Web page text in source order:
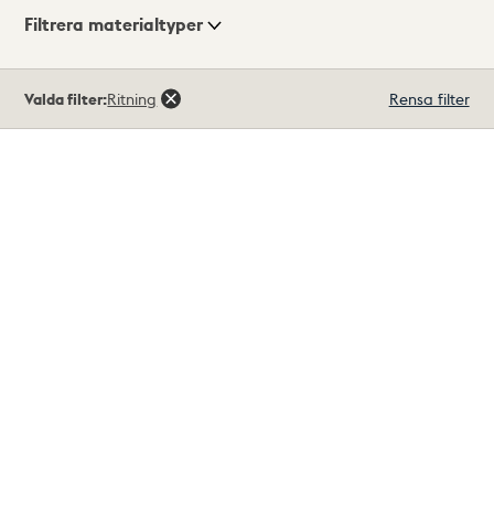
Visningsläge
Filtrera materialtyper
träffar
Valda filter:Ritning Rensa filter